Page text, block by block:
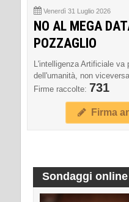
Venerdì 31 Luglio 2026
NO AL MEGA
POZZAGLIO
L'intelligenza Artificiale
dell'umanità, non viceversa.
Firme raccolte: 731
Firma
Sondaggi online